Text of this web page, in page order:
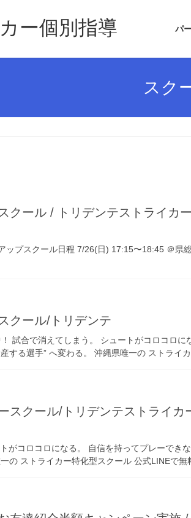
ー個別指導 パ
スク
クール / トリデンテストライカ
ップスクール日程 7/26(日) 17:15〜18:45 ＠県
クール/トリデンテ
試合で消えてしまう。 シュートがコロコロに
する選手” へ変わる。 沖縄県唯一の ストライ
スクール/トリデンテストライカ
がコロコロになる。 自信を持ってプレーでき
の ストライカー特化型スクール 公式LINEで